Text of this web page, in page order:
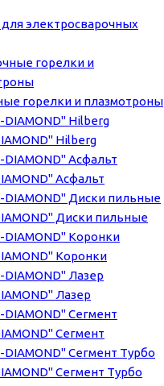
электросварочных
горелки и плазмотроны
Hilberg
Асфальт
Диски пильные
Коронки
Лазер
Сегмент
Сегмент Турбо